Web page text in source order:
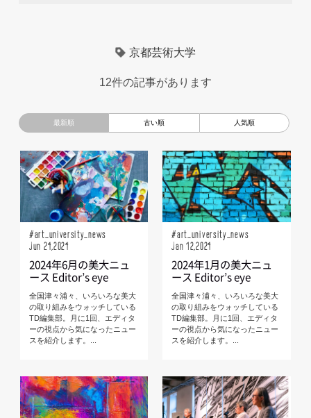
TOYOTA 電動キックスクーター
TomMatano
京都芸術大学
12件の記事があります
#art_university_news
Jun 24,2024
2024年6月の美大ニュ
ース Editor’s eye
全国津々浦々、いろいろな美大
の取り組みをウォッチしている
TD編集部。月に1回、エディタ
ーの視点から気になったニュー
スを紹介します。...
#art_university_news
Jan 12,2024
2024年1月の美大ニュ
ース Editor’s eye
全国津々浦々、いろいろな美大
の取り組みをウォッチしている
TD編集部。月に1回、エディタ
ーの視点から気になったニュー
スを紹介します。...